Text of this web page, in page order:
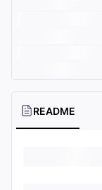
README